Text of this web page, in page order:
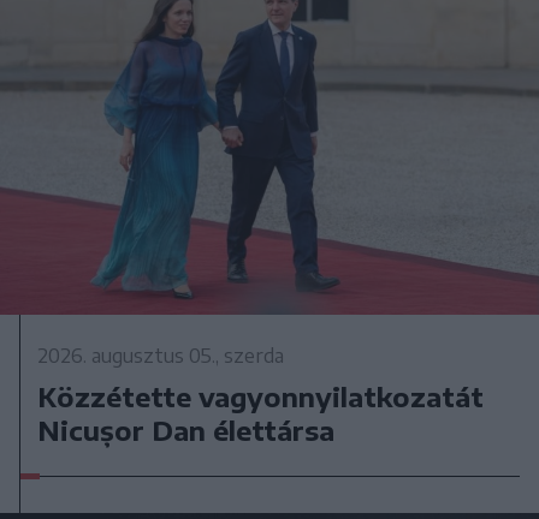
2026. augusztus 05., szerda
Közzétette vagyonnyilatkozatát
Nicușor Dan élettársa